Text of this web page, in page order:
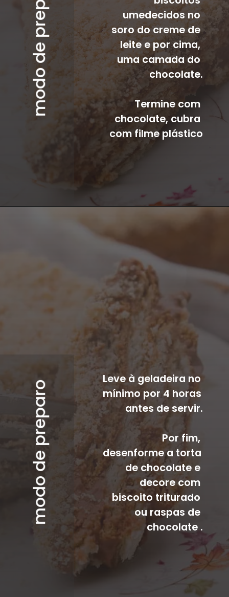
umedecidos no
soro do creme de
leite e por cima,
uma camada do
chocolate.
Termine com
chocolate, cubra
com filme plástico
modo de preparo
Leve à geladeira no
mínimo por 4 horas
antes de servir.
Por fim,
desenforme a torta
de chocolate e
decore com
biscoito triturado
ou raspas de
chocolate .
modo de preparo